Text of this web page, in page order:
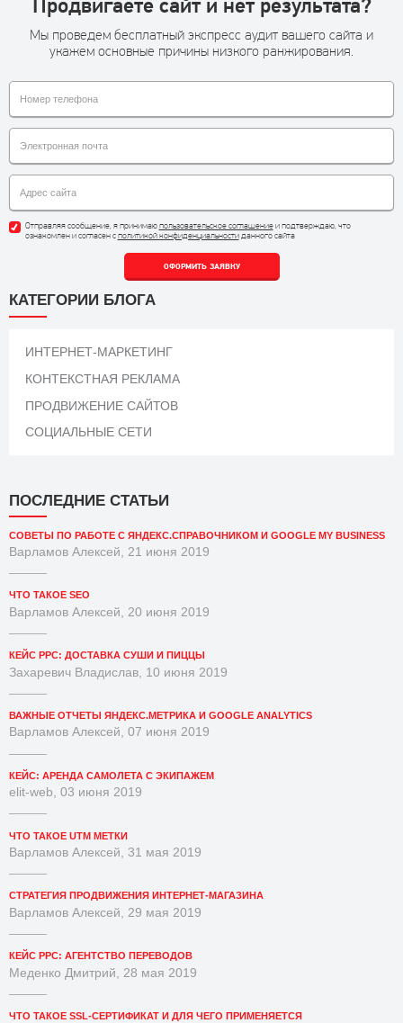
КАТЕГОРИИ БЛОГА
ИНТЕРНЕТ-МАРКЕТИНГ
КОНТЕКСТНАЯ РЕКЛАМА
ПРОДВИЖЕНИЕ САЙТОВ
СОЦИАЛЬНЫЕ СЕТИ
ПОСЛЕДНИЕ СТАТЬИ
СОВЕТЫ ПО РАБОТЕ С ЯНДЕКС.СПРАВОЧНИКОМ И GOOGLE MY BUSINESS
Варламов Алексей, 21 июня 2019
ЧТО ТАКОЕ SEO
Варламов Алексей, 20 июня 2019
КЕЙС PPC: ДОСТАВКА СУШИ И ПИЦЦЫ
Захаревич Владислав, 10 июня 2019
ВАЖНЫЕ ОТЧЕТЫ ЯНДЕКС.МЕТРИКА И GOOGLE ANALYTICS
Варламов Алексей, 07 июня 2019
КЕЙС: АРЕНДА САМОЛЕТА С ЭКИПАЖЕМ
elit-web, 03 июня 2019
ЧТО ТАКОЕ UTM МЕТКИ
Варламов Алексей, 31 мая 2019
СТРАТЕГИЯ ПРОДВИЖЕНИЯ ИНТЕРНЕТ-МАГАЗИНА
Варламов Алексей, 29 мая 2019
КЕЙС PPC: АГЕНТСТВО ПЕРЕВОДОВ
Меденко Дмитрий, 28 мая 2019
ЧТО ТАКОЕ SSL-СЕРТИФИКАТ И ДЛЯ ЧЕГО ПРИМЕНЯЕТСЯ
Мы проведем бесплатный экспресс аудит вашего сайта и
укажем основные причины низкого ранжирования.
Отправляя сообщение, я принимаюпользовательское соглашениеи подтверждаю, что
ознакомлен и согласен сполитикой конфиденциальностиданного сайта
ОФОРМИТЬ ЗАЯВКУ